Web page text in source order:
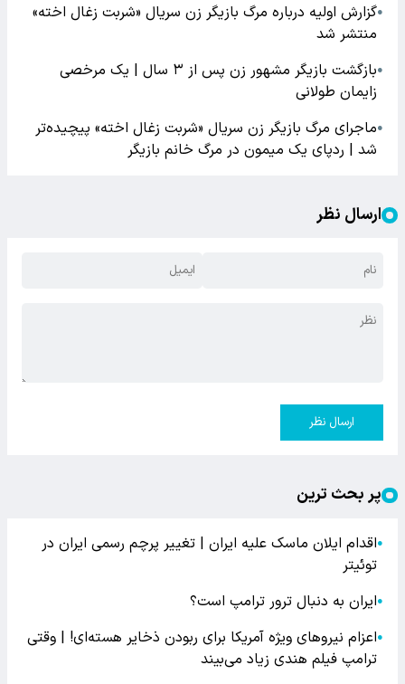
●گزارش اولیه درباره مرگ بازیگر زن سریال «شربت زغال اخته»
منتشر شد
●
بازگشت بازیگر مشهور زن پس از ۳ سال | یک مرخصی
زایمان طولانی
●ماجرای مرگ بازیگر زن سریال «شربت زغال اخته» پیچیده‌تر
شد | ردپای یک میمون در مرگ خانم بازیگر
ارسال نظر
ارسال نظر
پر بحث ترین
●اقدام ایلان ماسک علیه ایران | تغییر پرچم رسمی ایران در
توئیتر
●ایران به دنبال ترور ترامپ است؟
●اعزام نیروهای ویژه آمریکا برای ربودن ذخایر هسته‌ای! | وقتی
ترامپ فیلم هندی زیاد می‌بیند